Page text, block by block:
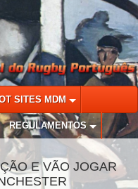
SITES MDM
REGULAMENTOS
E VÃO JOGAR